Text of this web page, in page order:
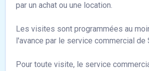
par un achat ou une location.
Les visites sont programmées au
l'avance par le service commercial de
Pour toute visite, le service